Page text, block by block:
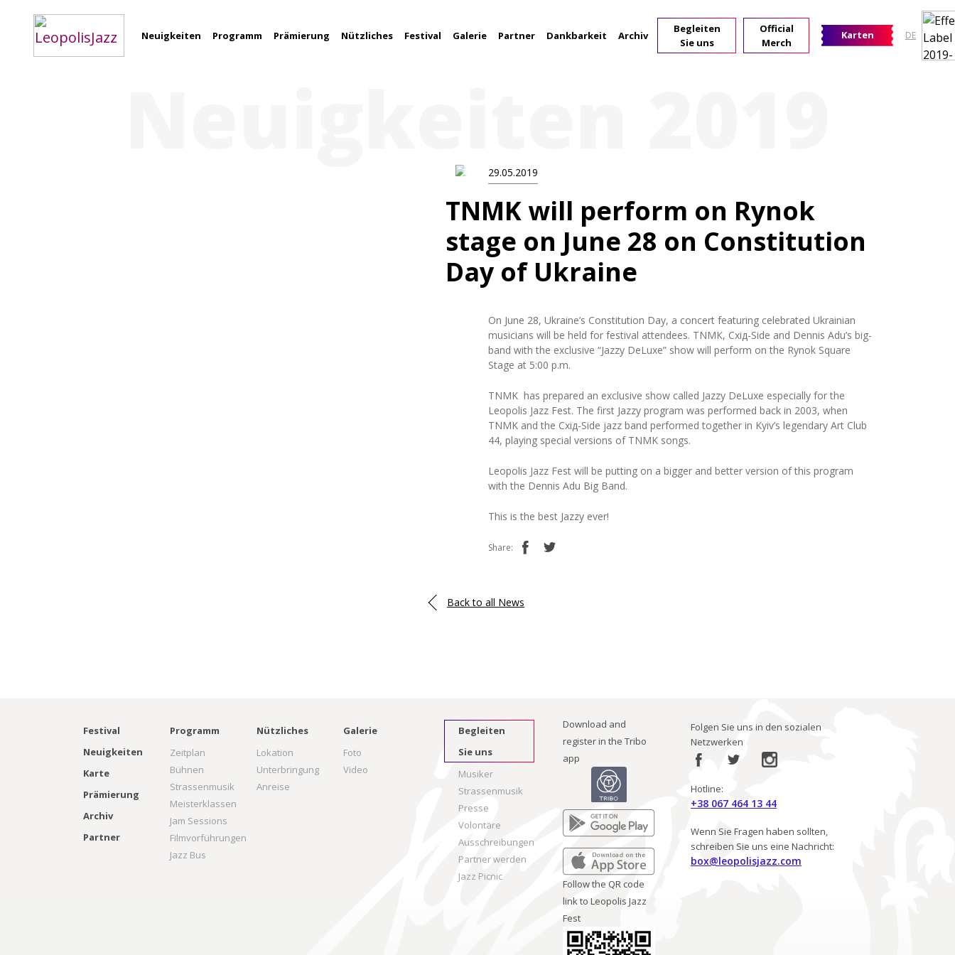
DE
Neuigkeiten Programm Prämierung Nützliches Festival Galerie Partner Dankbarkeit Archiv
Begleiten
Sie uns
Official
Merch
Karten
29.05.2019
TNMK will perform on Rynok
stage on June 28 on Constitution
Day of Ukraine
On June 28, Ukraine’s Constitution Day, a concert featuring celebrated Ukrainian
musicians will be held for festival attendees. ТNМК, Схід-Side and Dennis Adu’s big-
band with the exclusive “Jazzy DeLuxe” show will perform on the Rynok Square
Stage at 5:00 p.m.
TNMK has prepared an exclusive show called Jazzy DeLuxe especially for the
Leopolis Jazz Fest. The first Jazzy program was performed back in 2003, when
TNMK and the Схід-Side jazz band performed together in Kyiv’s legendary Art Club
44, playing special versions of TNMK songs.
Leopolis Jazz Fest will be putting on a bigger and better version of this program
with the Dennis Adu Big Band.
This is the best Jazzy ever!
Share:
Back to all News
Festival
Neuigkeiten
Karte
Prämierung
Archiv
Partner
Programm
Zeitplan
Bühnen
Strassenmusik
Meisterklassen
Jam Sessions
Filmvorführungen
Jazz Bus
Nützliches
Lokation
Unterbringung
Anreise
Galerie
Foto
Video
Begleiten
Sie uns
Musiker
Strassenmusik
Presse
Volontäre
Ausschreibungen
Partner werden
Jazz Picnic
Download and
register in the Tribo
app
Follow the QR code
link to Leopolis Jazz
Fest
Folgen Sie uns in den sozialen
Netzwerken
Hotline:
+38 067 464 13 44
Wenn Sie Fragen haben sollten,
schreiben Sie uns eine Nachricht:
box@leopolisjazz.com